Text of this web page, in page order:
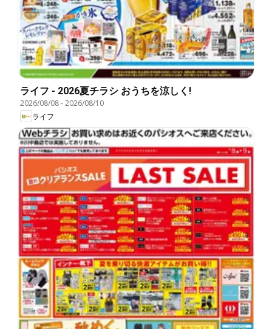
ライフ - 2026夏チラシ おうちを涼しく!
2026/08/08-2026/08/10
ライフ